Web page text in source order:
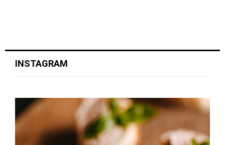
INSTAGRAM